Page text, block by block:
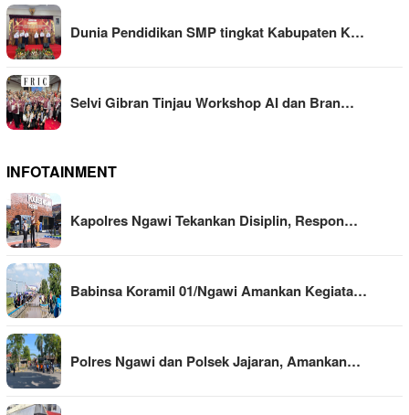
Dunia Pendidikan SMP tingkat Kabupaten K…
Selvi Gibran Tinjau Workshop AI dan Bran…
INFOTAINMENT
Kapolres Ngawi Tekankan Disiplin, Respon…
Babinsa Koramil 01/Ngawi Amankan Kegiata…
Polres Ngawi dan Polsek Jajaran, Amankan…